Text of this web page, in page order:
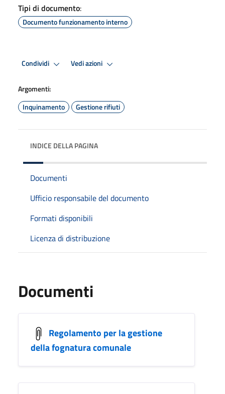
Tipi di documento:
Documento funzionamento interno
Condividi Vedi azioni
Argomenti:
Inquinamento
Gestione rifiuti
INDICE DELLA PAGINA
Documenti
Ufficio responsabile del documento
Formati disponibili
Licenza di distribuzione
Documenti
Regolamento per la gestione
della fognatura comunale